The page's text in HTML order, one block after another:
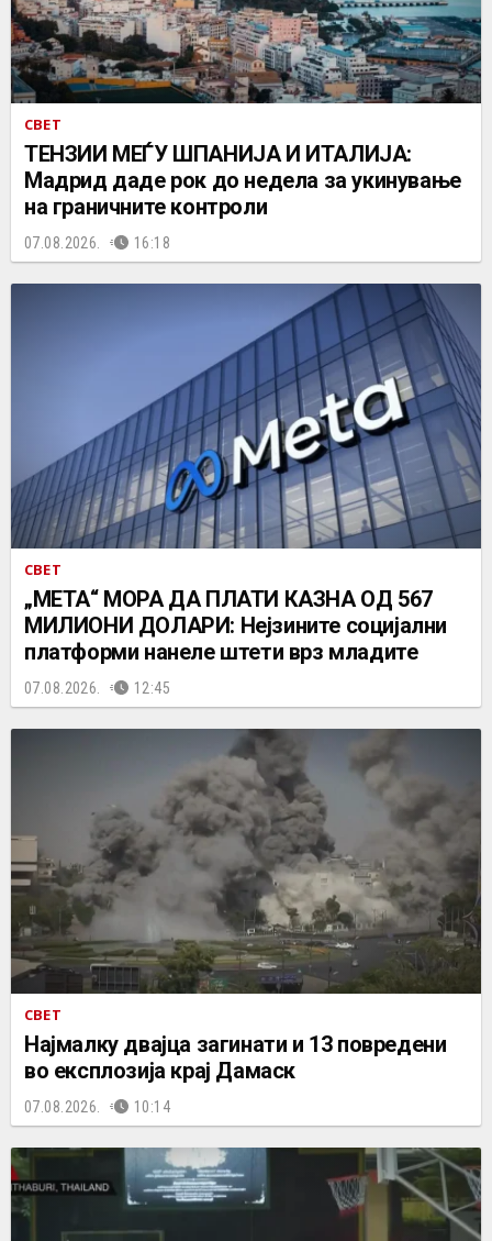
СВЕТ
ТЕНЗИИ МЕЃУ ШПАНИЈА И ИТАЛИЈА:
Мадрид даде рок до недела за укинување
на граничните контроли
07.08.2026. 16:18
СВЕТ
„МЕТА“ МОРА ДА ПЛАТИ КАЗНА ОД 567
МИЛИОНИ ДОЛАРИ: Нејзините социјални
платформи нанеле штети врз младите
07.08.2026. 12:45
СВЕТ
Најмалку двајца загинати и 13 повредени
во експлозија крај Дамаск
07.08.2026. 10:14